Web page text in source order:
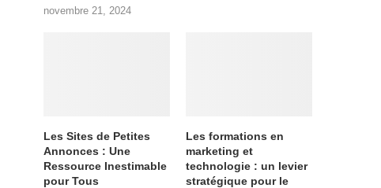
novembre 21, 2024
Les Sites de Petites
Annonces : Une
Ressource Inestimable
pour Tous
Les formations en
marketing et
technologie : un levier
stratégique pour le